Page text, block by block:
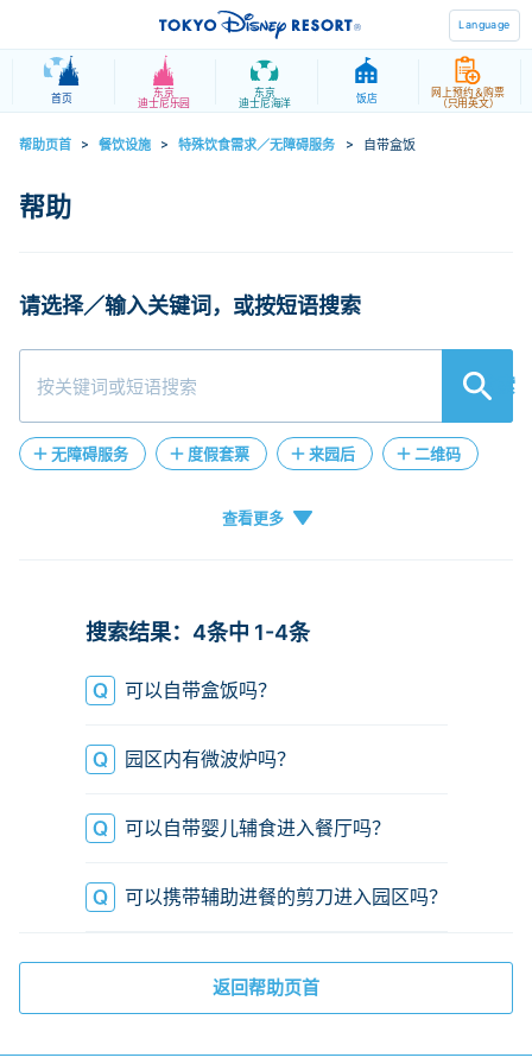
Language
首页 东京
迪士尼乐园
东京
迪士尼海洋 饭店 网上预约＆购票
（只用英文）
帮助页首 > 餐饮设施 > 特殊饮食需求／无障碍服务 > 自带盒饭
请选择／输入关键词，或按短语搜索
検索
无障碍服务 度假套票 来园后 二维码
搜索结果：4条中 1-4条
可以自带盒饭吗？
园区内有微波炉吗？
可以自带婴儿辅食进入餐厅吗？
可以携带辅助进餐的剪刀进入园区吗？
返回帮助页首